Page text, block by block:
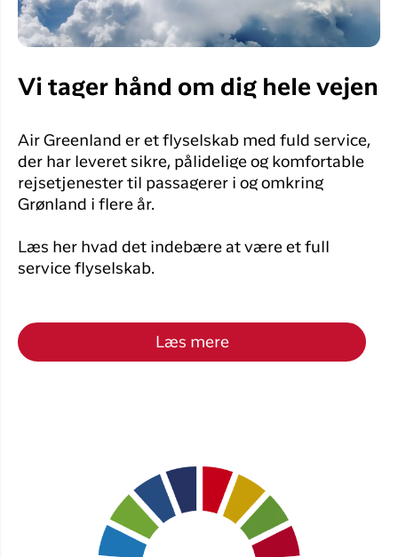
Vi tager hånd om dig hele vejen
Air Greenland er et flyselskab med fuld service,
der har leveret sikre, pålidelige og komfortable
rejsetjenester til passagerer i og omkring
Grønland i flere år.
Læs her hvad det indebære at være et full
service flyselskab.
Læs mere